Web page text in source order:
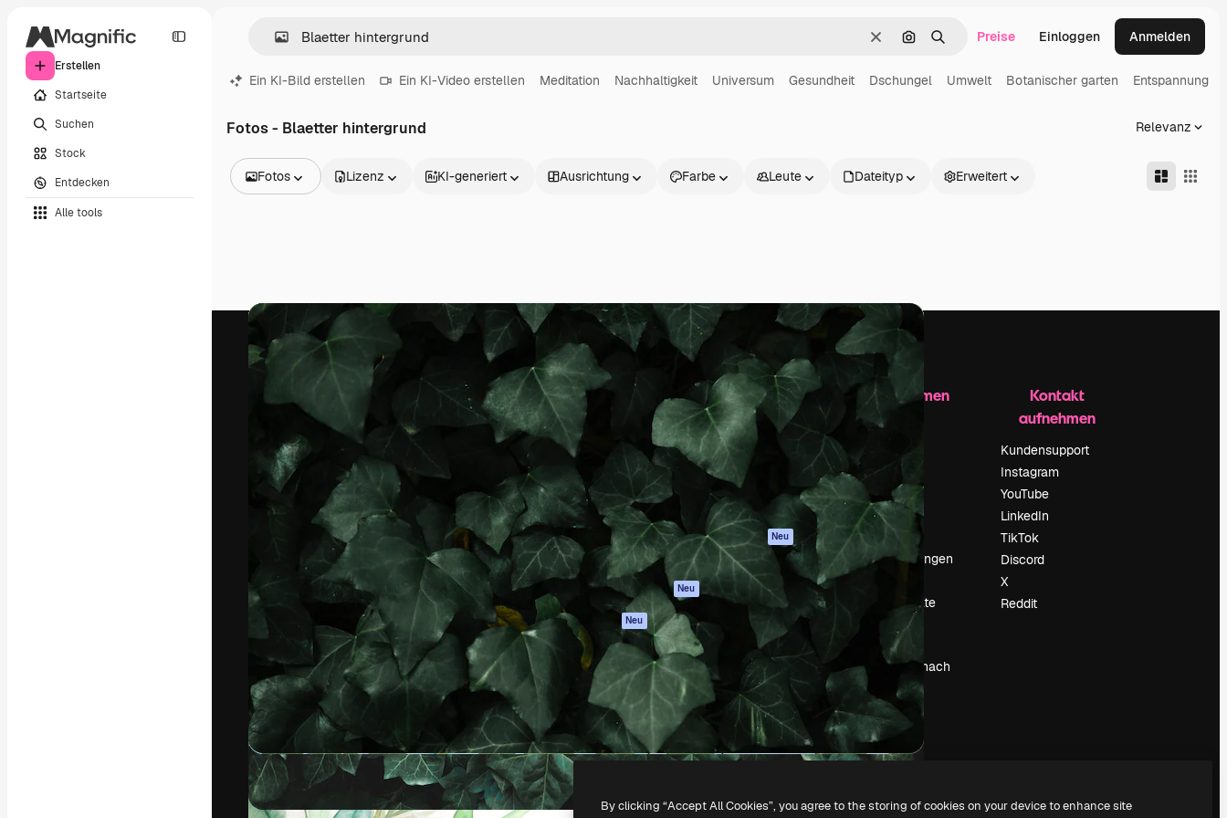
Erstellen
Startseite
Suchen
Stock
Entdecken
Alle tools
LöschenNach Bild suchen
SuchenPreise Einloggen Anmelden
Ein KI-Bild erstellen Ein KI-Video erstellen Meditation Nachhaltigkeit Universum Gesundheit Dschungel Umwelt Botanischer garten Entspannung
Fotos - Blaetter hintergrund Relevanz
Fotos
Videos
Filmmaterial
Motion Graphics
Videovorlagen
Icons
Schriftarten
Lizenz KI-generiert Ausrichtung Farbe Leute Dateityp Erweitert
Die kreative Plattform, um deine beste
Arbeit zu verwirklichen. Mehr als 1 Million
Abonnenten unter Kreativen, Unternehmen,
Agenturen und Studios.
Deutsch
Produkte
KI-Assistent
KI-Bildgenerator
KI-Videogenerator
KI-
Stimmengenerator
Stock-Inhalte
MCP für
Claude/ChatGPT
Neu
Agenten Neu
API
Mobile App
Alle Magnific-Tools
Loslegen
Academy
Dokumentation
Support
AGB
Datenschutzerklärung
Originale Neu
Cookie-Richtlinie
Vertrauenszentrum
Partner
Unternehmen
Unternehmen
Preise
Über uns
Reviews
Karriere
Suchtrends
Blog
Veranstaltungen
Deine Inhalte
verkaufen
Pressesaal
Suchst du nach
magnific.ai
Kontakt
aufnehmen
Kundensupport
Instagram
YouTube
LinkedIn
TikTok
Discord
X
Reddit
Copyright © 2010- Freepik Company S.L.U. Alle Rechte vorbehalten
By clicking “Accept All Cookies”, you agree to the storing of cookies on your device to enhance site